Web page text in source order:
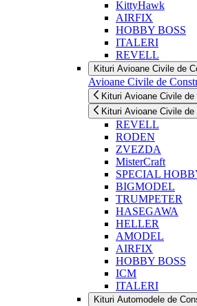
KittyHawk
AIRFIX
HOBBY BOSS
ITALERI
REVELL
Kituri Avioane Civile de
Avioane Civile de
Kituri Avioane Civile de
Kituri Avioane Civile de
REVELL
RODEN
ZVEZDA
MisterCraft
SPECIAL
BIGMODEL
TRUMPETER
HASEGAWA
HELLER
AMODEL
AIRFIX
HOBBY BOSS
ICM
ITALERI
Kituri Automodele de